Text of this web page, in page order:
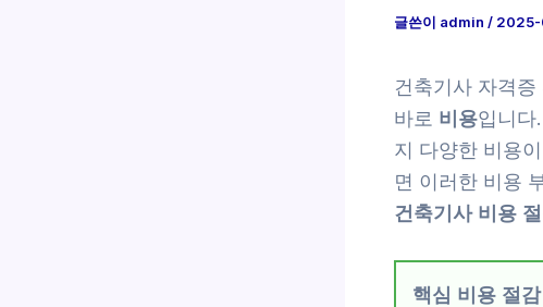
글쓴이 admin /
건축기사 자격
바로 비용입니다
지 다양한 비용
면 이러한 비용
건축기사 비용
핵심 비용 절